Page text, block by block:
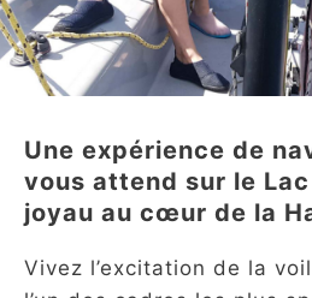
Une expérience de
vous attend sur le Lac
joyau au cœur de la
Vivez l’excitation de la